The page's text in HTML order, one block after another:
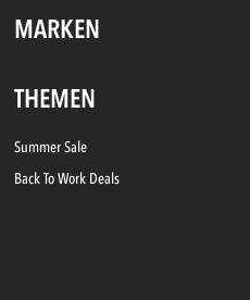
MARKEN
THEMEN
Summer Sale
Back To Work Deals